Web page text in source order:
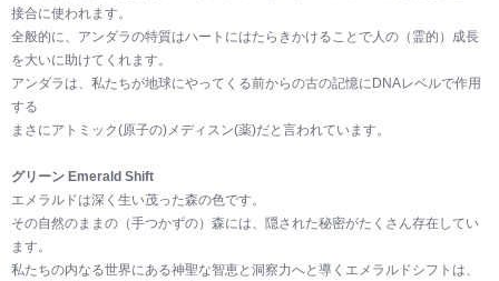
接合に使われます。
全般的に、アンダラの特質はハートにはたらきかけることで人の（霊的）成長
を大いに助けてくれます。
アンダラは、私たちが地球にやってくる前からの古の記憶にDNAレベルで作用
する
まさにアトミック(原子の)メディスン(薬)だと言われています。
グリーン Emerald Shift
エメラルドは深く生い茂った森の色です。
その自然のままの（手つかずの）森には、隠された秘密がたくさん存在してい
ます。
私たちの内なる世界にある神聖な智恵と洞察力へと導くエメラルドシフトは、